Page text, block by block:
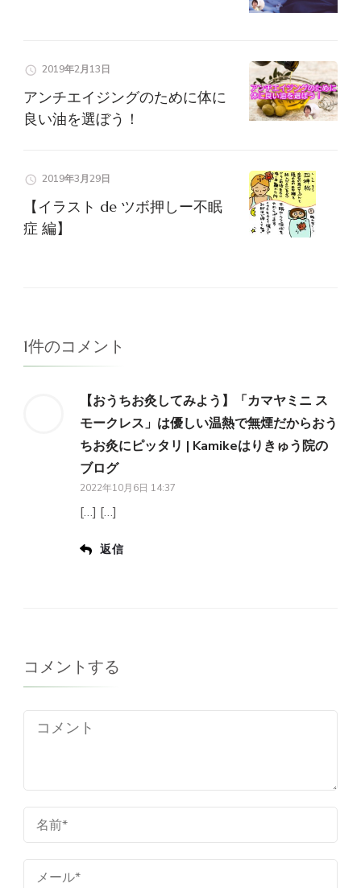
2019年2月13日
アンチエイジングのために体に
良い油を選ぼう！
2019年3月29日
【イラスト de ツボ押しー不眠
症 編】
1件のコメント
【おうちお灸してみよう】「カマヤミニ ス
モークレス」は優しい温熱で無煙だからおう
ちお灸にピッタリ | Kamikeはりきゅう院の
ブログ
2022年10月6日 14:37
[…] […]
返信
コメントする